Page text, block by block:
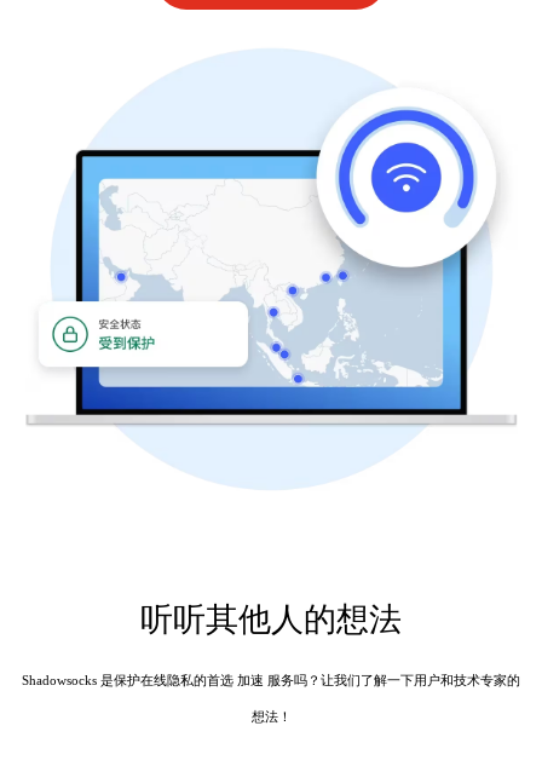
听听其他人的想法
Shadowsocks 是保护在线隐私的首选 加速 服务吗？让我们了解一下用户和技术专家的
想法！